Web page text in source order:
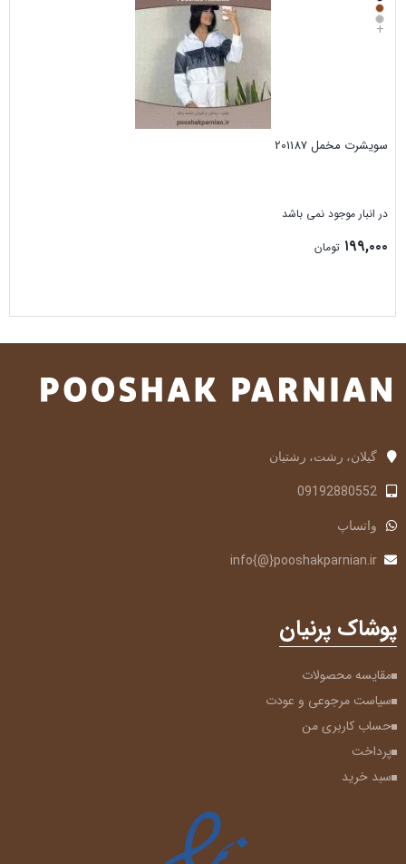
سویشرت مخمل 201187
در انبار موجود نمی باشد
۱۹۹,۰۰۰ تومان
+
گیلان، رشت، رشتیان
09192880552
واتساپ
info{@}pooshakparnian.ir
پوشاک پرنیان
مقایسه محصولات
سیاست مرجوعی و عودت
حساب کاربری من
پرداخت
سبد خرید